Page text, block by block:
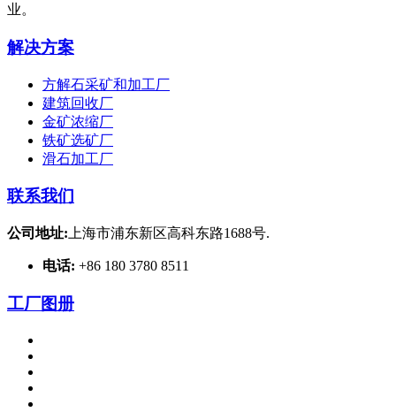
业。
解决方案
方解石采矿和加工厂
建筑回收厂
金矿浓缩厂
铁矿选矿厂
滑石加工厂
联系我们
公司地址: 上海市浦东新区高科东路1688号.
电话: +86 180 3780 8511
工厂图册